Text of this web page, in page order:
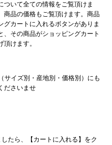
いて全ての情報をご覧頂けま
品の価格もご覧頂けます。商品
カートに入れるボタンがありま
その商品がショッピングカート
頂けます。
サイズ別・産地別・価格別）にも
ださいませ
たら、【カートに入れる】をク